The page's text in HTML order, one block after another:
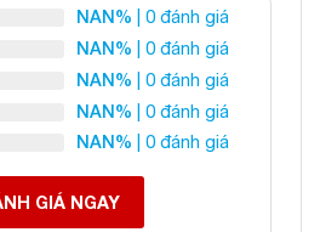
THỦY
Bích, Hoàng Mai, Hà Nội
0982 627 166
NAN% | 0 đánh giá
NAN% | 0 đánh giá
NAN% | 0 đánh giá
NAN% | 0 đánh giá
NAN% | 0 đánh giá
GIÁ NGAY